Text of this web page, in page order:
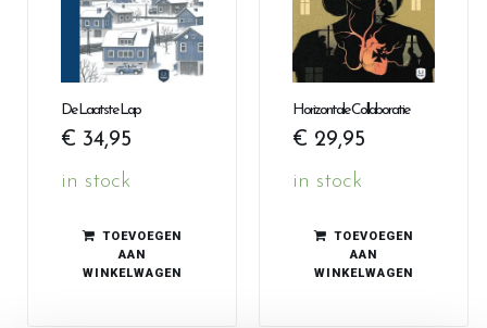
De Laatste Lap
€ 34,95
in stock
TOEVOEGEN
AAN
WINKELWAGEN
Horizontale Collaboratie
€ 29,95
in stock
TOEVOEGEN
AAN
WINKELWAGEN